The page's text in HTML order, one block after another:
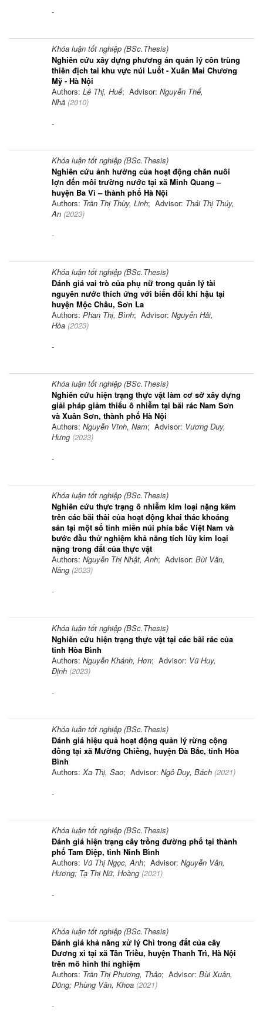
-
Khóa luận tốt nghiệp (BSc.Thesis)
Nghiên cứu xây dựng phương án quản lý côn trùng
thiên địch tai khu vực núi Luốt - Xuân Mai Chương
Mỹ - Hà Nội
Authors: Lê Thị, Huế; Advisor: Nguyễn Thế,
Nhã (2010)
-
Khóa luận tốt nghiệp (BSc.Thesis)
Nghiên cứu ảnh hưởng của hoạt động chăn nuôi
lợn đến môi trường nước tại xã Minh Quang –
huyện Ba Vì – thành phố Hà Nội
Authors: Trần Thị Thùy, Linh; Advisor: Thái Thị Thúy,
An (2023)
-
Khóa luận tốt nghiệp (BSc.Thesis)
Đánh giá vai trò của phụ nữ trong quản lý tài
nguyên nước thích ứng với biến đổi khí hậu tại
huyện Mộc Châu, Sơn La
Authors: Phan Thị, Bình; Advisor: Nguyễn Hải,
Hòa (2023)
-
Khóa luận tốt nghiệp (BSc.Thesis)
Nghiên cứu hiện trạng thực vật làm cơ sở xây dựng
giải pháp giảm thiểu ô nhiễm tại bãi rác Nam Sơn
và Xuân Sơn, thành phố Hà Nội
Authors: Nguyễn Vĩnh, Nam; Advisor: Vương Duy,
Hưng (2023)
-
Khóa luận tốt nghiệp (BSc.Thesis)
Nghiên cứu thực trạng ô nhiễm kim loại nặng kẽm
trên các bãi thải của hoạt động khai thác khoáng
sản tại một số tỉnh miền núi phía bắc Việt Nam và
bước đầu thử nghiệm khả năng tích lũy kim loại
nặng trong đất của thực vật
Authors: Nguyễn Thị Nhật, Anh; Advisor: Bùi Văn,
Năng (2023)
-
Khóa luận tốt nghiệp (BSc.Thesis)
Nghiên cứu hiện trạng thực vật tại các bãi rác của
tỉnh Hòa Bình
Authors: Nguyễn Khánh, Hơn; Advisor: Vũ Huy,
Định (2023)
-
Khóa luận tốt nghiệp (BSc.Thesis)
Đánh giá hiệu quả hoạt động quản lý rừng cộng
đồng tại xã Mường Chiềng, huyện Đà Bắc, tỉnh Hòa
Bình
Authors: Xa Thị, Sao; Advisor: Ngô Duy, Bách (2021)
-
Khóa luận tốt nghiệp (BSc.Thesis)
Đánh giá hiện trạng cây trồng đường phố tại thành
phố Tam Điệp, tỉnh Ninh Bình
Authors: Vũ Thị Ngọc, Anh; Advisor: Nguyễn Vân,
Hương; Tạ Thị Nữ, Hoàng (2021)
-
Khóa luận tốt nghiệp (BSc.Thesis)
Đánh giá khả năng xử lý Chì trong đất của cây
Dương xỉ tại xã Tân Triều, huyện Thanh Trì, Hà Nội
trên mô hình thí nghiệm
Authors: Trần Thị Phương, Thảo; Advisor: Bùi Xuân,
Dũng; Phùng Văn, Khoa (2021)
-